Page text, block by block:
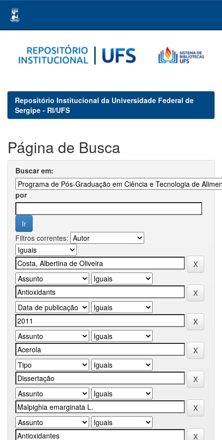
navigation
Repositório Institucional da Universidade Federal de
Sergipe - RI/UFS
Página de Busca
Buscar em:
por
Filtros correntes: